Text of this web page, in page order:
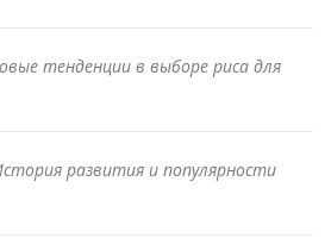
тенденции в выборе риса для
развития и популярности